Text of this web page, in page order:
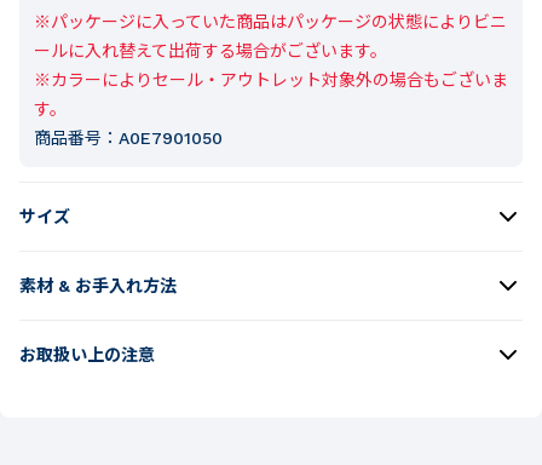
※パッケージに入っていた商品はパッケージの状態によりビニ
ールに入れ替えて出荷する場合がございます。
※カラーによりセール・アウトレット対象外の場合もございま
す。
商品番号： A0E7901050
サイズ
素材 & お手入れ方法
お取扱い上の注意